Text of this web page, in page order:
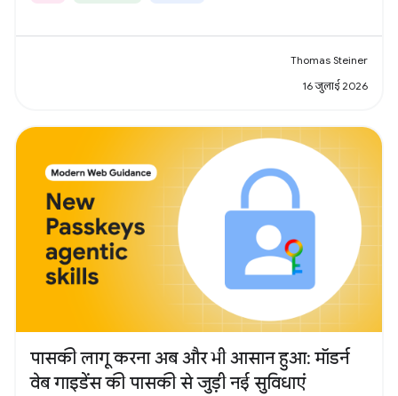
Thomas Steiner
16 जुलाई 2026
पासकी लागू करना अब और भी आसान हुआ: मॉडर्न
वेब गाइडेंस की पासकी से जुड़ी नई सुविधाएं